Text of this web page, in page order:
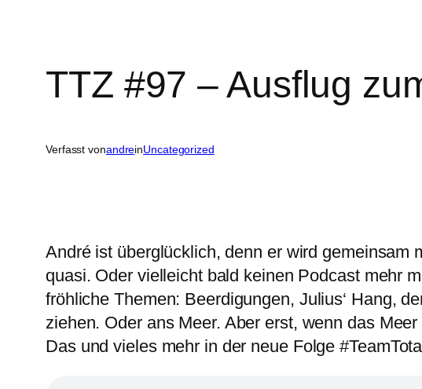
TTZ #97 – Ausflug
Verfasst vonandreinUncategorized
André ist überglücklich, denn er wird gemeinsam
quasi. Oder vielleicht bald keinen Podcast mehr
fröhliche Themen: Beerdigungen, Julius‘ Hang,
ziehen. Oder ans Meer. Aber erst, wenn das
Das und vieles mehr in der neue Folge